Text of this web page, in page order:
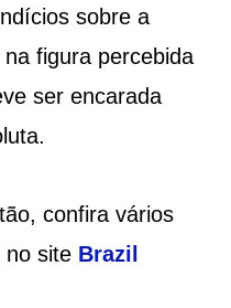
sobre a
figura percebida
ser encarada
confira vários
no site Brazil